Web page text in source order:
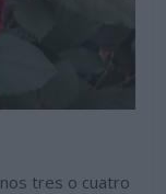
tres o cuatro